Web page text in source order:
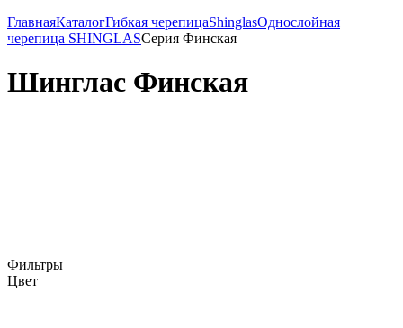
ГлавнаяКаталогГибкая черепицаShinglasОднослойная
черепица SHINGLASСерия Финская
Шинглас Финская
Фильтры
Цвет